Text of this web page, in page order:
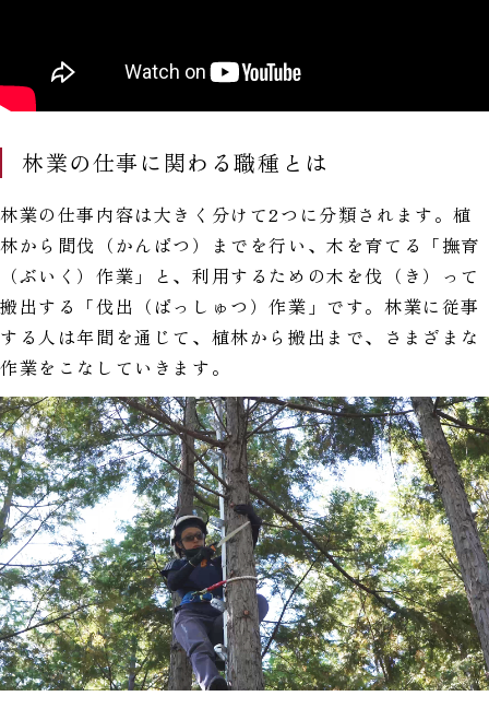
林業の仕事に関わる職種とは
林業の仕事内容は大きく分けて2つに分類されます。植
林から間伐（かんばつ）までを行い、木を育てる「撫育
（ぶいく）作業」と、利用するための木を伐（き）って
搬出する「伐出（ばっしゅつ）作業」です。林業に従事
する人は年間を通じて、植林から搬出まで、さまざまな
作業をこなしていきます。